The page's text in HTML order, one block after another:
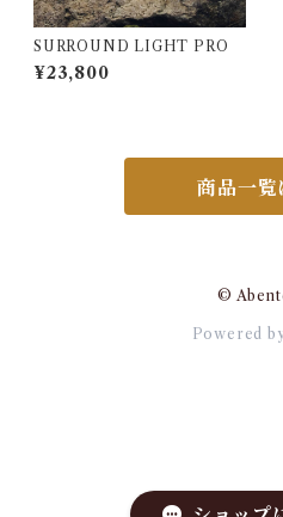
SURROUND LIGHT PRO
¥23,800
商品一覧
©
Powered